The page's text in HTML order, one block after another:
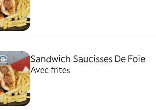
Sandwich Saucisses De Foie
Avec frites